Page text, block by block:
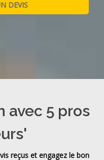
avec 5 pros
reçus et engagez le bon